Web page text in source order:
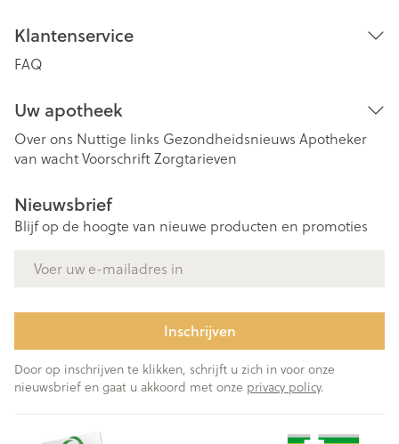
Klantenservice
FAQ
Uw apotheek
Over ons Nuttige links Gezondheidsnieuws Apotheker
van wachtVoorschriftZorgtarieven
Nieuwsbrief
Blijf op de hoogte van nieuwe producten en promoties
Inschrijven
Door op inschrijven te klikken, schrijft u zich in voor onze
nieuwsbrief en gaat u akkoord met onze privacy policy.